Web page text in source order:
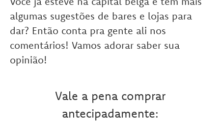
algumas sugestões de bares e lojas para
dar? Então conta pra gente ali nos
comentários! Vamos adorar saber sua
opinião!
Vale a pena comprar
antecipadamente: